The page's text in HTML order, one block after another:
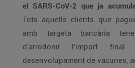
el SARS-CoV-2
Tots aquells clients que paguen la seva
amb targeta bancària
d’arrodonir l’import final i contribuir al
desenvolupament de vacunes,